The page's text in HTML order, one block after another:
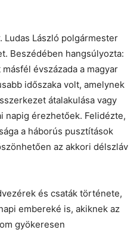
Ludas László polgármester
Beszédében hangsúlyozta:
évszázada a magyar
időszaka volt, amelynek
átalakulása vagy
napig érezhetőek. Felidézte,
a háborús pusztítások
az akkori délszláv
és csaták története,
embereké is, akiknek az
gyökeresen